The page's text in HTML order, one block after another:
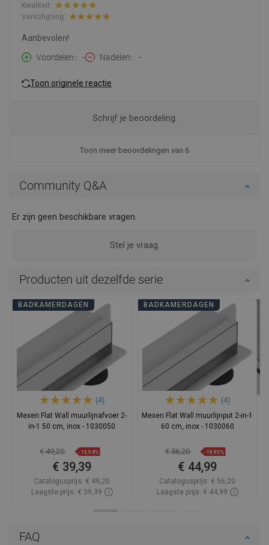
FAQ
Kwaliteit:
Verschijning:
Aanbevolen!
Voordelen:
- Nadelen: -
Toon originele reactie
Toon meer beoordelingen van 6
Schrijf je beoordeling.
Community Q&A
Er zijn geen beschikbare vragen.
Stel je vraag.
Producten uit dezelfde serie
BADKAMERDAGEN
(4)
Mexen Flat Wall muurlijnafvoer 2-
in-1 50 cm, inox - 1030050
€ 49,20 -19,94%
€ 39,39
Catalogusprijs: € 49,20
Laagste prijs: € 39,39
BADKAMERDAGEN
(4)
Mexen Flat Wall muurlijnput 2-in-1
60 cm, inox - 1030060
€ 56,20 -19,95%
€ 44,99
Catalogusprijs: € 56,20
Laagste prijs: € 44,99